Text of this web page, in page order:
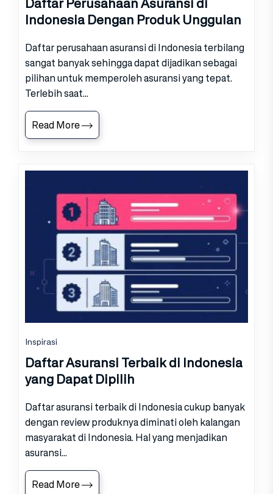
Indonesia Dengan Produk Unggulan
Daftar perusahaan asuransi di Indonesia terbilang
sangat banyak sehingga dapat dijadikan sebagai
pilihan untuk memperoleh asuransi yang tepat.
Terlebih saat...
Read More
Inspirasi
Daftar Asuransi Terbaik di Indonesia
yang Dapat Dipilih
Daftar asuransi terbaik di Indonesia cukup banyak
dengan review produknya diminati oleh kalangan
masyarakat di Indonesia. Hal yang menjadikan
asuransi...
Read More